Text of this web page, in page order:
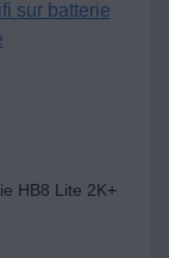
HB8 Lite 2K+